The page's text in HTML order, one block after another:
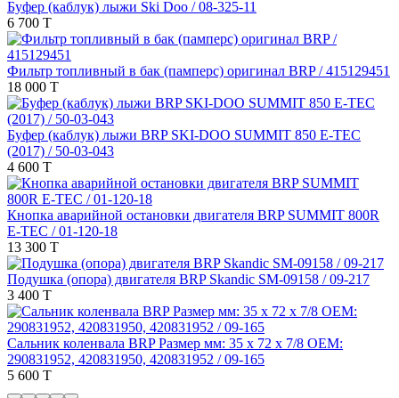
Буфер (каблук) лыжи Ski Doo / 08-325-11
6 700 T
Фильтр топливный в бак (памперс) оригинал BRP / 415129451
18 000 T
Буфер (каблук) лыжи BRP SKI-DOO SUMMIT 850 E-TEC
(2017) / 50-03-043
4 600 T
Кнопка аварийной остановки двигателя BRP SUMMIT 800R
E-TEC / 01-120-18
13 300 T
Подушка (опора) двигателя BRP Skandic SM-09158 / 09-217
3 400 T
Сальник коленвала BRP Размер мм: 35 x 72 x 7/8 OEM:
290831952, 420831950, 420831952 / 09-165
5 600 T